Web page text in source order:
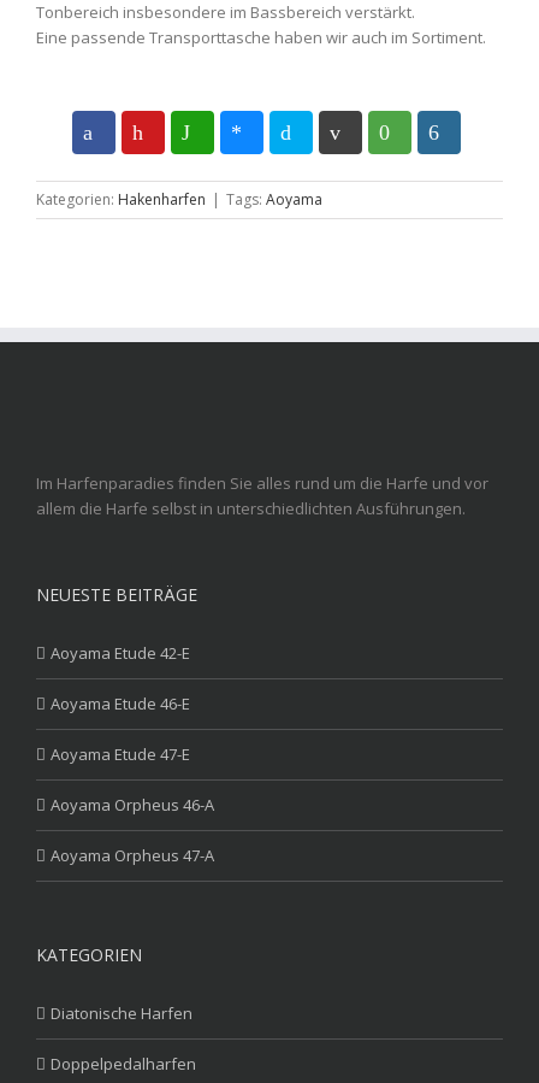
Tonbereich insbesondere im Bassbereich verstärkt.
Eine passende Transporttasche haben wir auch im Sortiment.
Kategorien: Hakenharfen | Tags: Aoyama
Im Harfenparadies finden Sie alles rund um die Harfe und vor
allem die Harfe selbst in unterschiedlichten Ausführungen.
NEUESTE BEITRÄGE
Aoyama Etude 42-E
Aoyama Etude 46-E
Aoyama Etude 47-E
Aoyama Orpheus 46-A
Aoyama Orpheus 47-A
KATEGORIEN
Diatonische Harfen
Doppelpedalharfen